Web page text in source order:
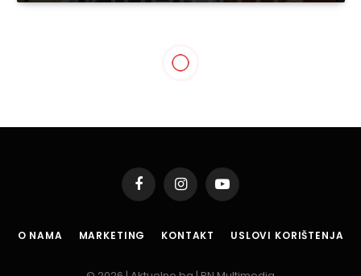
Reis Kavazović i muftija
Fazlović razgovarali o
zaštiti vakufske imovine